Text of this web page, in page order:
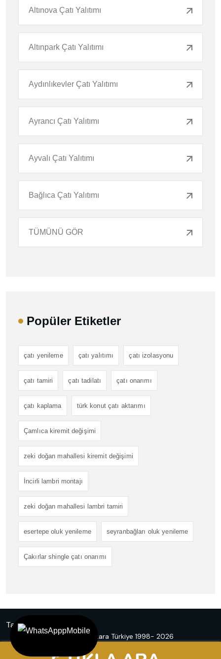
Altınova Çatı Yalıtımı
Altınpark Çatı Yalıtımı
Aydınlıkevler Çatı Yalıtımı
Ayrancı Çatı Yalıtımı
Ayvalı Çatı Yalıtımı
Bağlıca Çatı Yalıtımı
TÜMÜNÜ GÖR
Popüler Etiketler
çatı yenileme çatı yalıtımı çatı izolasyonu
çatı tamiri çatı tadilatı çatı onarımı
çatı kaplama türk konut çatı aktarımı
Çamlıca kiremit değişimi
zeki doğan mahallesi kiremit değişimi
İncirli lambri montajı
zeki doğan mahallesi lambri tamiri
esertepe oluk yenileme seyranbağları oluk yenileme
Çakırlar shingle çatı onarımı
Tasarım
© Emir Çatı Ankara Türkiye 1998- 2026